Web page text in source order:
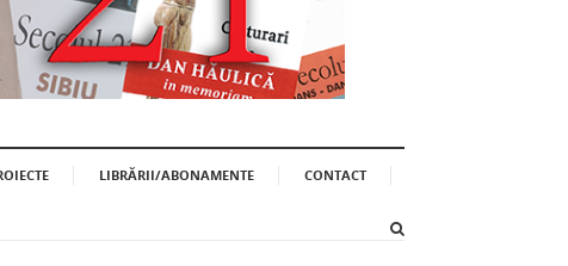
LIBRĂRII/ABONAMENTE CONTACT